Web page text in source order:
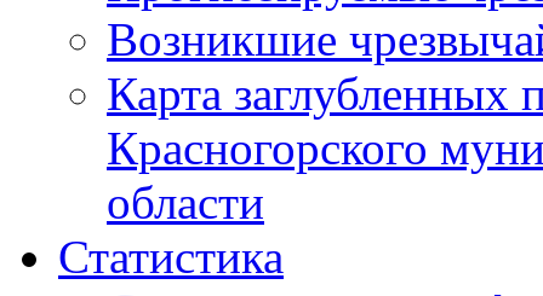
Возникшие
Карта
Красногорского
области
Статистика